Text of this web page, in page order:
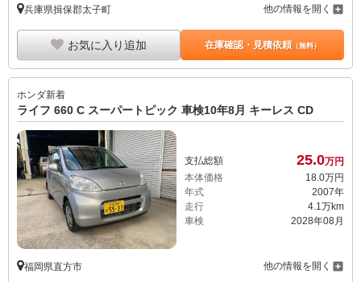
兵庫県揖保郡太子町 他の情報を開く
お気に入り追加 在庫確認・見積依頼（無料）
ホンダ新着
ライフ 660 C スーパートピック 車検10年8月 キーレス CD
支払総額 25.0万円
本体価格
18. 0万円
年式
2007年
走行
4.1万km
車検
2028年08月
福岡県直方市 他の情報を開く